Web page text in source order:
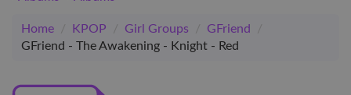
Home / KPOP / Girl Groups / GFriend
/
GFriend - The Awakening - Knight - Red